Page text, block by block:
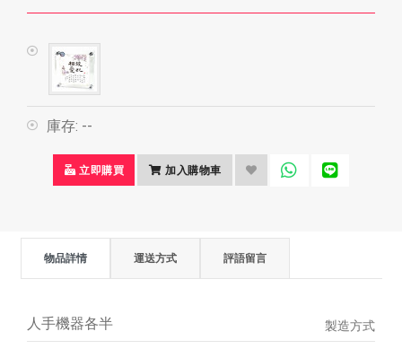
庫存: --
立即購買 加入購物車
物品詳情 運送方式 評語留言
製造方式
人手機器各半